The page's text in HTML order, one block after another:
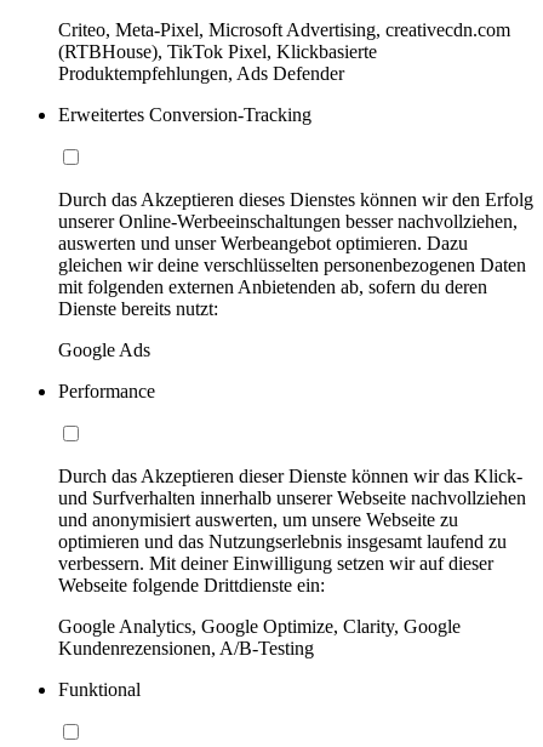
Criteo, Meta-Pixel, Microsoft Advertising, creativecdn.com
(RTBHouse), TikTok Pixel, Klickbasierte
Produktempfehlungen, Ads Defender
Erweitertes Conversion-Tracking
Durch das Akzeptieren dieses Dienstes können wir den Erfolg
unserer Online-Werbeeinschaltungen besser nachvollziehen,
auswerten und unser Werbeangebot optimieren. Dazu
gleichen wir deine verschlüsselten personenbezogenen Daten
mit folgenden externen Anbietenden ab, sofern du deren
Dienste bereits nutzt:
Google Ads
Performance
Durch das Akzeptieren dieser Dienste können wir das Klick-
und Surfverhalten innerhalb unserer Webseite nachvollziehen
und anonymisiert auswerten, um unsere Webseite zu
optimieren und das Nutzungserlebnis insgesamt laufend zu
verbessern. Mit deiner Einwilligung setzen wir auf dieser
Webseite folgende Drittdienste ein:
Google Analytics, Google Optimize, Clarity, Google
Kundenrezensionen, A/B-Testing
Funktional